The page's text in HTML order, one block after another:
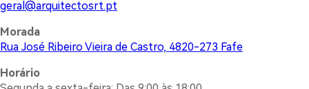
tp.trsotcetiuqra
@lareg
Morada
Rua José Ribeiro Vieira de Castro, 4820-273 Fafe
Horário